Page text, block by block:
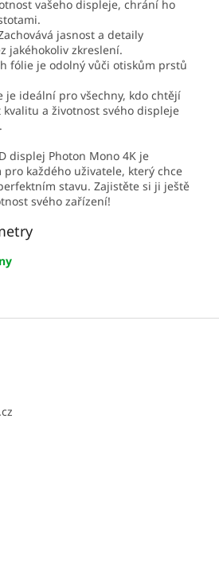
vašeho displeje, chrání ho
jasnost a detaily
jakéhokoliv zkreslení.
fólie je odolný vůči otiskům prstů
je ideální pro všechny, kdo chtějí
a životnost svého displeje
displej Photon Mono 4K je
každého uživatele, který chce
stavu. Zajistěte si ji ještě
svého zařízení!